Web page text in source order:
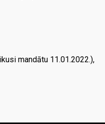
mandātu 11.01.2022.),